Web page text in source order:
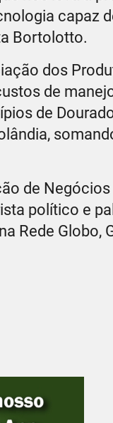
capaz
Bortolotto.
dos
de
de
de
político e
Rede Globo,